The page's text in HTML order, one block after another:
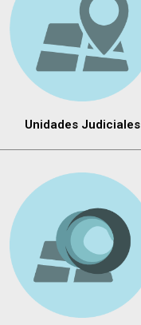
Unidades Judiciales